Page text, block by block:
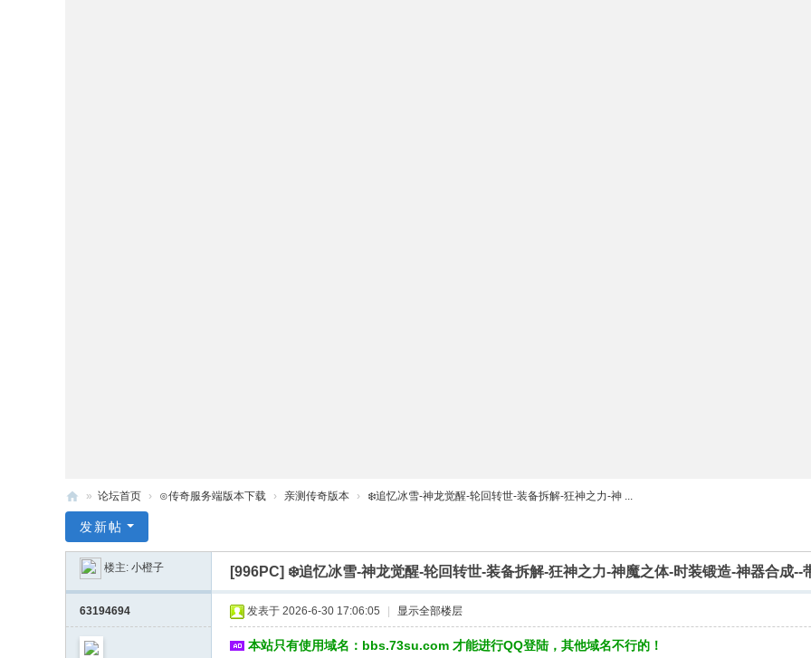
奇
端
» 论坛首页 › ⊙传奇服务端版本下载 › 亲测传奇版本 › ❄️追忆冰雪-神龙觉醒-轮回转世-装备拆解-狂神之力-神 ...
发新帖
楼主: 小橙子 [996PC] ❄️追忆冰雪-神龙觉醒-轮回转世-装备拆解-狂神之力-神魔之体-时装锻造-神器合成--
63194694 发表于 2026-6-30 17:06:05 显示全部楼层
本站只有使用域名：bbs.73su.com 才能进行QQ登陆，其他域名不行的！